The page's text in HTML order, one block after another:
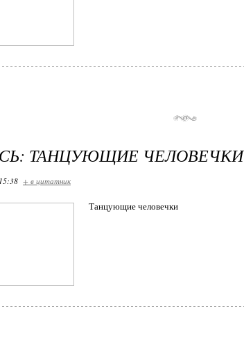
ТАНЦУЮЩИЕ ЧЕЛОВЕЧКИ
+ в цитатник
Танцующие человечки